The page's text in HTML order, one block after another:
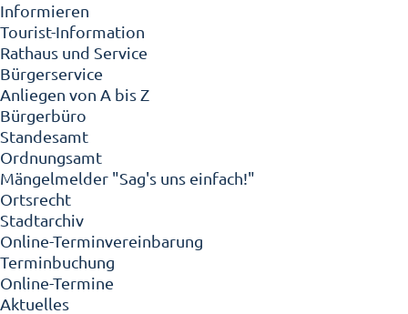
Informieren
Tourist-Information
Rathaus und Service
Bürgerservice
Anliegen von A bis Z
Bürgerbüro
Standesamt
Ordnungsamt
Mängelmelder "Sag's uns einfach!"
Ortsrecht
Stadtarchiv
Online-Terminvereinbarung
Terminbuchung
Online-Termine
Aktuelles